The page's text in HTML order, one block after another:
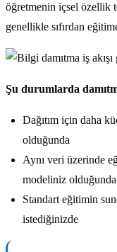
öğretmenin içsel özellik
genellikle sıfırdan
Şu durumlarda
Dağıtım için daha
olduğunda
Aynı veri üzerinde
modeliniz olduğunda
Standart eğitimin
istediğinizde